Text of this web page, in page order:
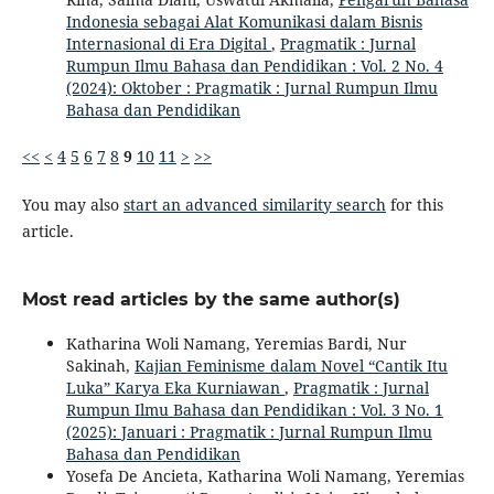
Indonesia sebagai Alat Komunikasi dalam Bisnis
Internasional di Era Digital , Pragmatik : Jurnal
Rumpun Ilmu Bahasa dan Pendidikan : Vol. 2 No. 4
(2024): Oktober : Pragmatik : Jurnal Rumpun Ilmu
Bahasa dan Pendidikan
<< < 4 5 6 7 8 9 10 11 > >>
You may also start an advanced similarity search for this
article.
Most read articles by the same author(s)
Katharina Woli Namang, Yeremias Bardi, Nur
Sakinah, Kajian Feminisme dalam Novel “Cantik Itu
Luka” Karya Eka Kurniawan , Pragmatik : Jurnal
Rumpun Ilmu Bahasa dan Pendidikan : Vol. 3 No. 1
(2025): Januari : Pragmatik : Jurnal Rumpun Ilmu
Bahasa dan Pendidikan
Yosefa De Ancieta, Katharina Woli Namang, Yeremias